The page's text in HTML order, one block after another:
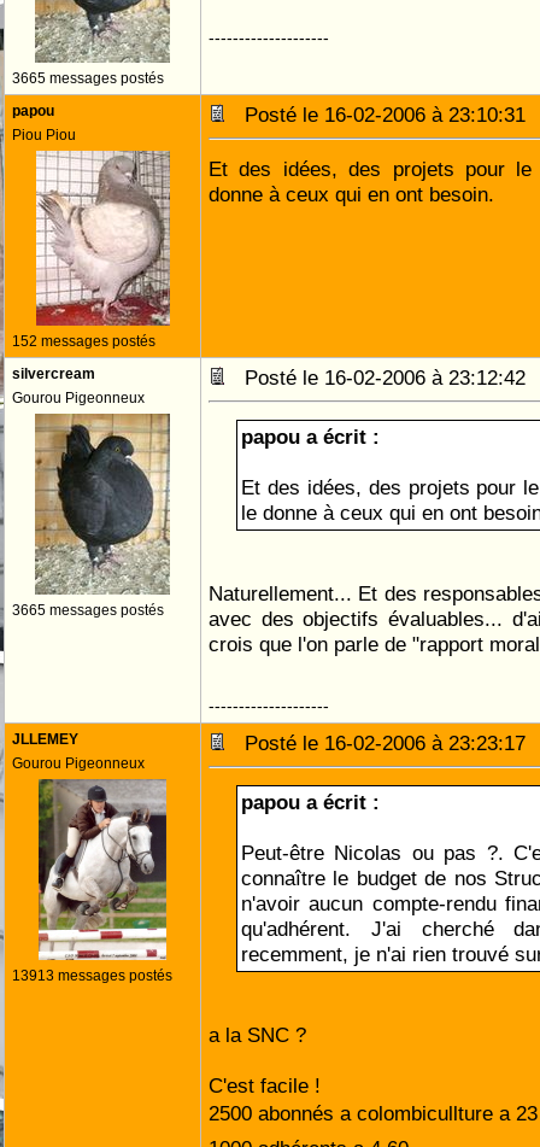
3665 messages postés
--------------------
papou
Piou Piou
152 messages postés
Posté le 16-02-2006 à
Et des idées, des projets pour le
donne à ceux qui en ont besoin.
silvercream
Gourou Pigeonneux
3665 messages postés
Posté le 16-02-2006 à
papou a écrit :
Et des idées, des projets pour
le donne à ceux qui en ont
Naturellement... Et des
avec des objectifs évaluables...
crois que l'on parle de "rapport
--------------------
JLLEMEY
Gourou Pigeonneux
13913 messages postés
Posté le 16-02-2006 à
papou a écrit :
Peut-être Nicolas ou pas ?.
connaître le budget de nos
n'avoir aucun compte-rendu
qu'adhérent. J'ai cherché
recemment, je n'ai rien trouvé
a la SNC ?
C'est facile !
2500 abonnés a colombicullture a 23